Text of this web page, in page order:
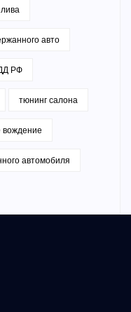
авто
РФ
тюнинг салона
вождение
автомобиля